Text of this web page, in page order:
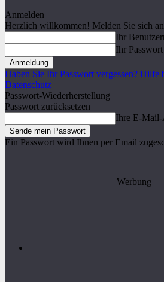
Anmelden
Herzlich willkommen! Melden Sie sich an
Ihr
Ihr Passwort
Haben Sie Ihr Passwort vergessen? Hilfe
Datenschutz
Passwort-Wiederherstellung
Passwort zurücksetzen
Ihre E-Mail-
Ein Passwort wird Ihnen per Email
Werbung